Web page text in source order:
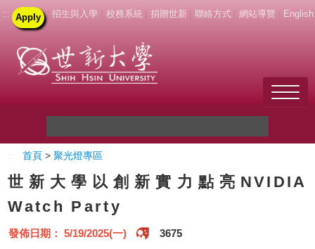
::: Apply | 招生與入學 校務系統 捐贈世新 聯絡方式 網站導覽 English
關於世新
新生
首頁 >聚光燈專區
世新大學以創新實力點亮NVIDIA
Watch Party
發佈日期： 5/19/2025(一) 3675